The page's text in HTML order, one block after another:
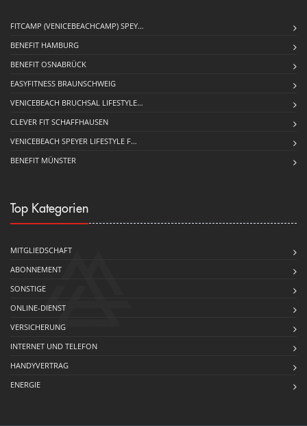
FITCAMP (VENICEBEACHCAMP) SPEY…
BENEFIT HAMBURG
BENEFIT OSNABRÜCK
EASYFITNESS BRAUNSCHWEIG
VENICEBEACH BRUCHSAL LIFESTYLE…
CLEVER FIT SCHAFFHAUSEN
VENICEBEACH SPEYER LIFESTYLE F…
BENEFIT MÜNSTER
Top Kategorien
MITGLIEDSCHAFT
ABONNEMENT
SONSTIGE
ONLINE-DIENST
VERSICHERUNG
INTERNET UND TELEFON
HANDYVERTRAG
ENERGIE